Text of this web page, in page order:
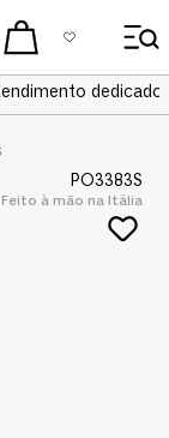
dedicado
PO3383S
Feito à mão na Itália